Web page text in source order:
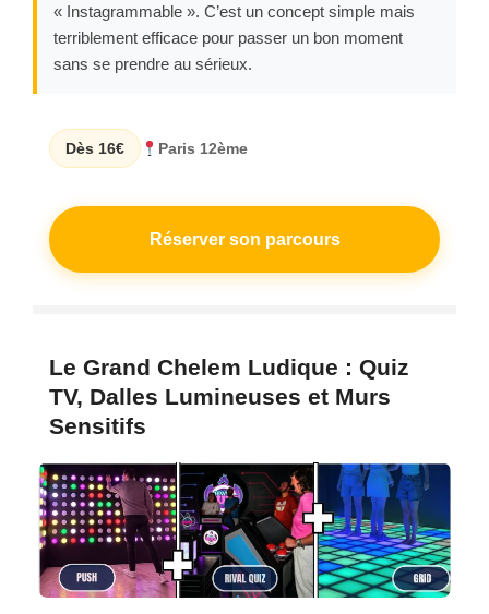
« Instagrammable ». C’est un concept simple mais
terriblement efficace pour passer un bon moment
sans se prendre au sérieux.
Dès 16€ Paris 12ème
Réserver son parcours
Le Grand Chelem Ludique : Quiz
TV, Dalles Lumineuses et Murs
Sensitifs